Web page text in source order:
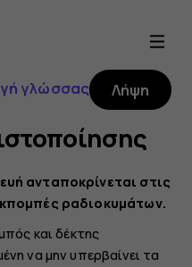
γλώσσας Λήψη
ανταποκρίνεται στις
ραδιοκυμάτων.
και δέκτης
να μην υπερβαίνει τα